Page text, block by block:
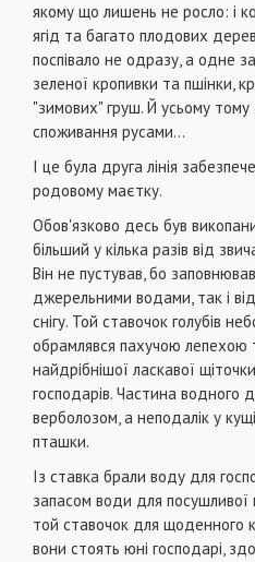
якому що лишень не росло: і
ягід та багато плодових
поспівало не одразу, а одне
зеленої кропивки та пшінки,
"зимових" груш. Й усьому
споживання русами...
І це була друга лінія
родовому маєтку.
Обов'язково десь був
більший у кілька разів від
Він не пустував, бо
джерельними водами, так і
снігу. Той ставочок голубів
обрамлявся пахучою
найдрібнішої ласкавої
господарів. Частина водного
верболозом, а неподалік у
пташки.
Із ставка брали воду для
запасом води для посушливої
той ставочок для щоденного
вони стоять юні господарі,